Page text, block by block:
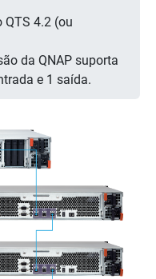
QTS 4.2 (ou
da QNAP suporta
e 1 saída.